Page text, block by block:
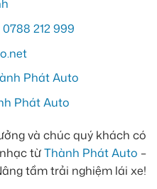
0788 212 999
Phát Auto
Phát Auto
và chúc quý khách có
từThành Phát Auto –
tầm trải nghiệm lái xe!